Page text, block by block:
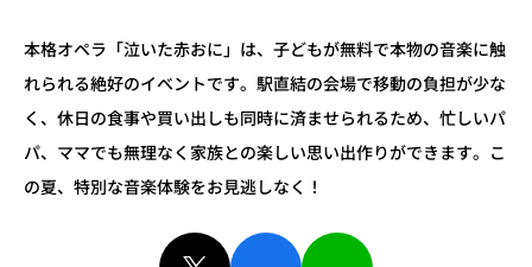
本格オペラ「泣いた赤おに」は、子どもが無料で本物の音楽に触
れられる絶好のイベントです。駅直結の会場で移動の負担が少な
く、休日の食事や買い出しも同時に済ませられるため、忙しいパ
パ、ママでも無理なく家族との楽しい思い出作りができます。こ
の夏、特別な音楽体験をお見逃しなく！